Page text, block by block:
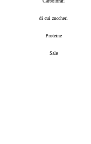
di cui zuccheri
Proteine
Sale